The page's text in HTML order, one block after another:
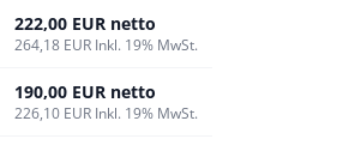
222,00 EUR netto
264,18 EUR Inkl. 19% MwSt.
190,00 EUR netto
226,10 EUR Inkl. 19% MwSt.